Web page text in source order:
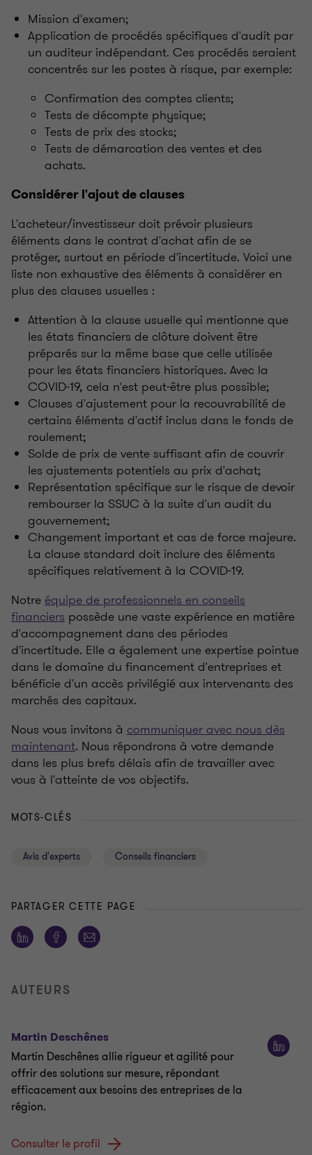
Mission d'examen;
Application de procédés spécifiques d'audit par
un auditeur indépendant. Ces procédés seraient
concentrés sur les postes à risque, par exemple:
Confirmation des comptes clients;
Tests de décompte physique;
Tests de prix des stocks;
Tests de démarcation des ventes et des
achats.
Considérer l'ajout de clauses
L'acheteur/investisseur doit prévoir plusieurs
éléments dans le contrat d'achat afin de se
protéger, surtout en période d'incertitude. Voici une
liste non exhaustive des éléments à considérer en
plus des clauses usuelles :
Attention à la clause usuelle qui mentionne que
les états financiers de clôture doivent être
préparés sur la même base que celle utilisée
pour les états financiers historiques. Avec la
COVID-19, cela n'est peut-être plus possible;
Clauses d'ajustement pour la recouvrabilité de
certains éléments d'actif inclus dans le fonds de
roulement;
Solde de prix de vente suffisant afin de couvrir
les ajustements potentiels au prix d'achat;
Représentation spécifique sur le risque de devoir
rembourser la SSUC à la suite d'un audit du
gouvernement;
Changement important et cas de force majeure.
La clause standard doit inclure des éléments
spécifiques relativement à la COVID-19.
Notreéquipe de professionnels en conseils
financiers possède une vaste expérience en matière
d'accompagnement dans des périodes
d'incertitude. Elle a également une expertise pointue
dans le domaine du financement d'entreprises et
bénéficie d'un accès privilégié aux intervenants des
marchés des capitaux.
Nous vous invitons à communiquer avec nous dès
maintenant. Nous répondrons à votre demande
dans les plus brefs délais afin de travailler avec
vous à l'atteinte de vos objectifs.
MOTS-CLÉS
Avis d'experts Conseils financiers
PARTAGER CETTE PAGE
AUTEURS
Martin Deschênes
Martin Deschênes allie rigueur et agilité pour
offrir des solutions sur mesure, répondant
efficacement aux besoins des entreprises de la
région.
Consulter le profil